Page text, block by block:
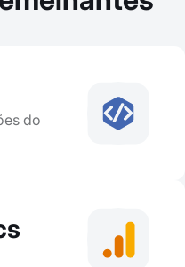
do